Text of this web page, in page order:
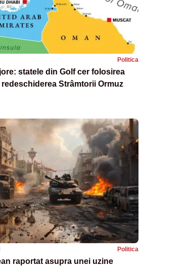
Politica
statele din Golf cer folosirea
Strâmtorii Ormuz
Politica
raportat asupra unei uzine